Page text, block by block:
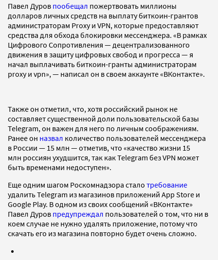
Павел Дуров пообещал пожертвовать миллионы
долларов личных средств на выплату биткоин-грантов
администраторам Proxy и VPN, которые предоставляют
средства для обхода блокировки мессенджера. «В рамках
Цифрового Сопротивления — децентрализованного
движения в защиту цифровых свобод и прогресса — я
начал выплачивать биткоин-гранты администраторам
proxy и vpn», — написал он в своем аккаунте «ВКонтакте».
Также он отметил, что, хотя российский рынок не
составляет существенной доли пользовательской базы
Telegram, он важен для него по личным соображениям.
Ранее он назвал количество пользователей мессенджера
в России — 15 млн — отметив, что «качество жизни 15
млн россиян ухудшится, так как Telegram без VPN может
быть временами недоступен».
Еще одним шагом Роскомнадзора стало требование
удалить Telegram из магазинов приложений App Store и
Google Play. В одном из своих сообщений «ВКонтакте»
Павел Дуров предупреждал пользователей о том, что ни в
коем случае не нужно удалять приложение, потому что
скачать его из магазина повторно будет очень сложно.